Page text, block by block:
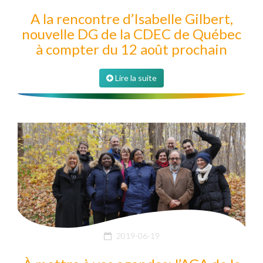
A la rencontre d’Isabelle Gilbert,
nouvelle DG de la CDEC de Québec
à compter du 12 août prochain
Lire la suite
2019-06-19